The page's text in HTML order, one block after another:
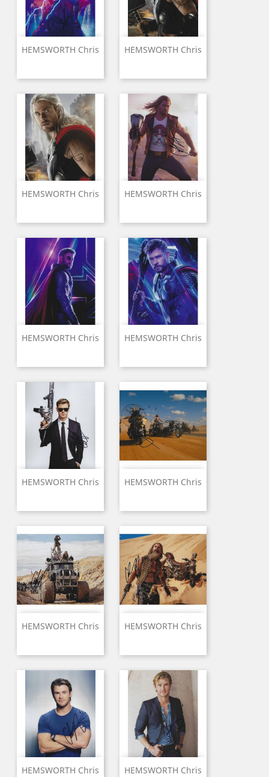
HEMSWORTH Chris HEMSWORTH Chris
HEMSWORTH Chris HEMSWORTH Chris
HEMSWORTH Chris HEMSWORTH Chris
HEMSWORTH Chris HEMSWORTH Chris
HEMSWORTH Chris HEMSWORTH Chris
HEMSWORTH Chris HEMSWORTH Chris